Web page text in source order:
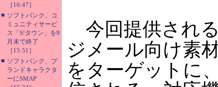
［16:47］
■ ソフトバンク、コ
ミュニティサービ
ス「S!タウン」を9
月末で終了
［15:51］
■ ソフトバンク、ブ
ランドキャラクタ
ーにSMAP
今回提供され
ジメール向け素
をターゲットに